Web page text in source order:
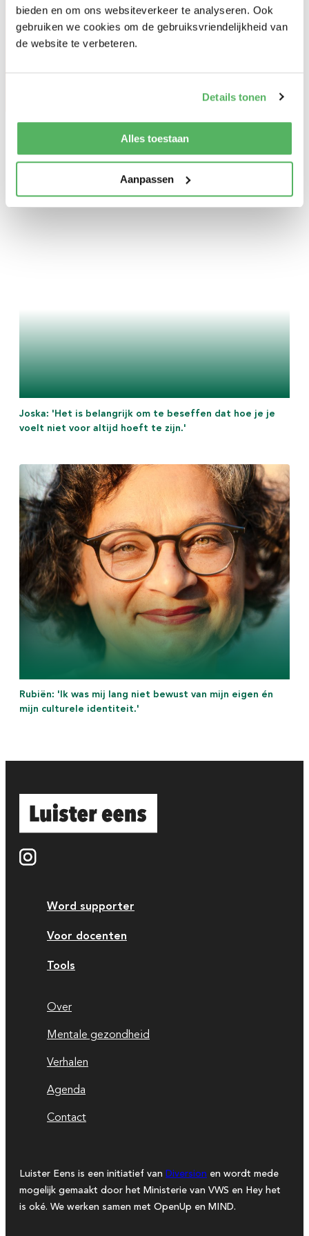
bieden en om ons websiteverkeer te analyseren. Ook
gebruiken we cookies om de gebruiksvriendelijkheid van
de website te verbeteren.
Details tonen
Alles toestaan
Aanpassen
Voor docenten
Het Luisterspel
Agenda
Word supporter
klachten.
Meer over luister eens
Lees verhalen van onze ambassadeurs
Joska: 'Het is belangrijk om te beseffen dat hoe je je
voelt niet voor altijd hoeft te zijn.'
Rubiën: 'Ik was mij lang niet bewust van mijn eigen én
mijn culturele identiteit.'
Word supporter
Voor docenten
Tools
Over
Mentale gezondheid
Verhalen
Agenda
Contact
Luister Eens is een initiatief van Diversion en wordt mede
mogelijk gemaakt door het Ministerie van VWS en Hey het
is oké. We werken samen met OpenUp en MIND.
Voornaam*
E-mailadres*